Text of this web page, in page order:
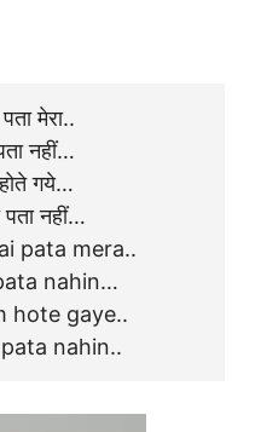
मेरा..
नहीं…
गये…
नहीं…
pata mera..
nahin…
hote gaye..
nahin..